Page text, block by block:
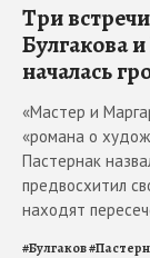
Три
Булгакова
началась
«Мастер и
«романа о
Пастернак
предвосхитил
находят
#Булгаков#